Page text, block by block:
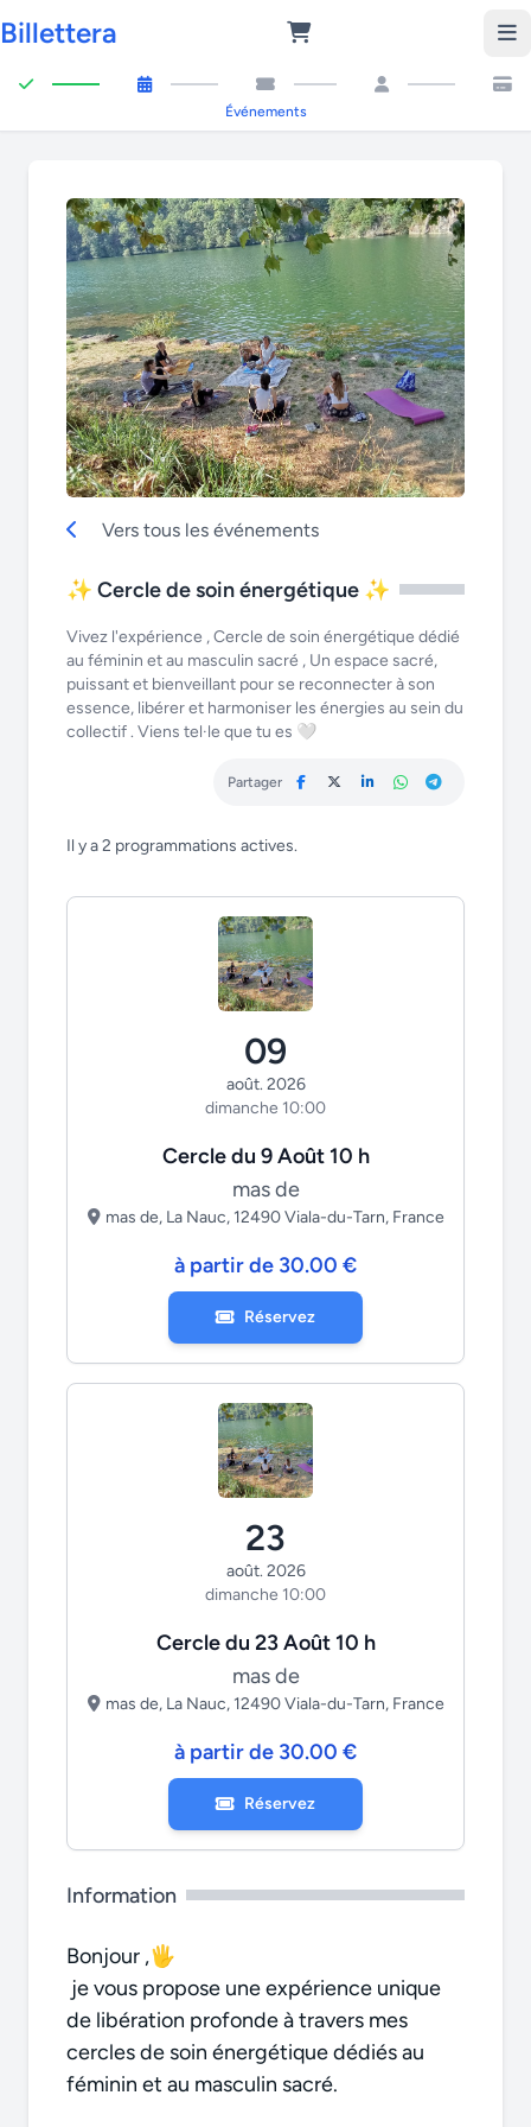
Billettera
Événements
Vers tous les événements
✨ Cercle de soin énergétique ✨
Vivez l'expérience , Cercle de soin énergétique dédié
au féminin et au masculin sacré , Un espace sacré,
puissant et bienveillant pour se reconnecter à son
essence, libérer et harmoniser les énergies au sein du
collectif . Viens tel·le que tu es 🤍
Partager
Il y a 2 programmations actives.
09
août. 2026
dimanche 10:00
Cercle du 9 Août 10 h
mas de
mas de, La Nauc, 12490 Viala-du-Tarn, France
à partir de 30.00 €
Réservez
23
août. 2026
dimanche 10:00
Cercle du 23 Août 10 h
mas de
mas de, La Nauc, 12490 Viala-du-Tarn, France
à partir de 30.00 €
Réservez
Information
Bonjour ,🖐
je vous propose une expérience unique
de libération profonde à travers mes
cercles de soin énergétique dédiés au
féminin et au masculin sacré.